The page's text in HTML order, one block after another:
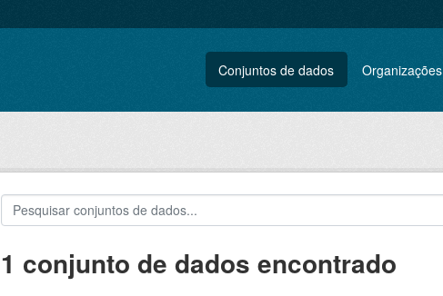
Conjuntos de dados Organizações
1 conjunto de dados encontrado